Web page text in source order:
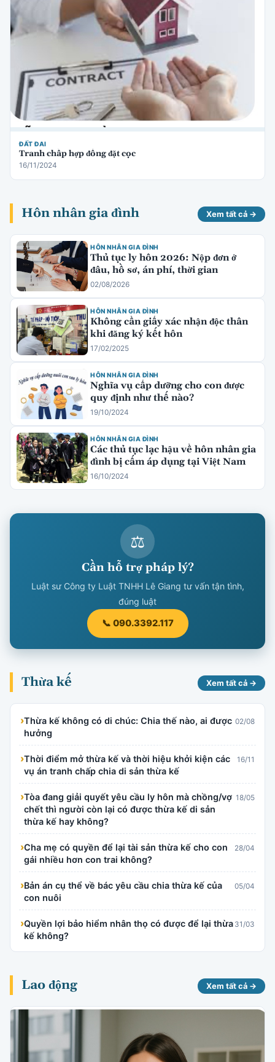
ĐẤT ĐAI
Tranh chấp hợp đồng đặt cọc
16/11/2024
Hôn nhân gia đình Xem tất cả →
HÔN NHÂN GIA ĐÌNH
Thủ tục ly hôn 2026: Nộp đơn ở
đâu, hồ sơ, án phí, thời gian
02/08/2026
HÔN NHÂN GIA ĐÌNH
Không cần giấy xác nhận độc thân
khi đăng ký kết hôn
17/02/2025
HÔN NHÂN GIA ĐÌNH
Nghĩa vụ cấp dưỡng cho con được
quy định như thế nào?
19/10/2024
HÔN NHÂN GIA ĐÌNH
Các thủ tục lạc hậu về hôn nhân gia
đình bị cấm áp dụng tại Việt Nam
16/10/2024
⚖
Cần hỗ trợ pháp lý?
Luật sư Công ty Luật TNHH Lê Giang tư vấn tận tình,
đúng luật
📞 090.3392.117
Thừa kế Xem tất cả →
›Thừa kế không có di chúc: Chia thế nào, ai được
hưởng
02/08
›Thời điểm mở thừa kế và thời hiệu khởi kiện các
vụ án tranh chấp chia di sản thừa kế
16/11
›Tòa đang giải quyết yêu cầu ly hôn mà chồng/vợ
chết thì người còn lại có được thừa kế di sản
thừa kế hay không?
18/05
›Cha mẹ có quyền để lại tài sản thừa kế cho con
gái nhiều hơn con trai không?
28/04
›Bản án cụ thể về bác yêu cầu chia thừa kế của
con nuôi
05/04
›Quyền lợi bảo hiểm nhân thọ có được để lại thừa
kế không?
31/03
Lao động Xem tất cả →